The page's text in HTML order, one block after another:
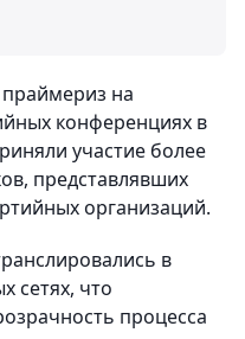
на
конференциях в
участие более
представлявших
организаций.
в
сетях, что
процесса